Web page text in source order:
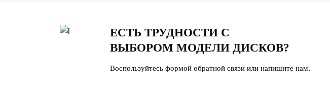
ЕСТЬ ТРУДНОСТИ С
ВЫБОРОМ МОДЕЛИ ДИСКОВ?
Воспользуйтесь формой обратной связи или напишите нам.